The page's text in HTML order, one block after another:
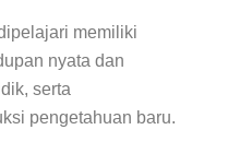
memiliki
nyata dan
serta
pengetahuan baru.